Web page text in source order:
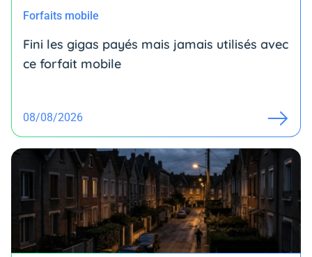
Forfaits mobile
Fini les gigas payés mais jamais utilisés avec
ce forfait mobile
08/08/2026